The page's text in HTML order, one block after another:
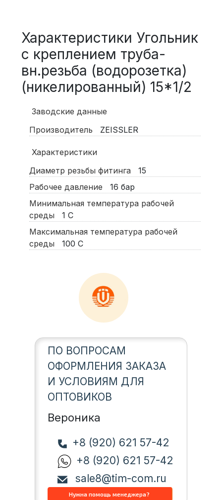
Характеристики Угольник
с креплением труба-
вн.резьба (водорозетка)
(никелированный) 15*1/2
Заводские данные
Производитель
ZEISSLER
Характеристики
Диаметр резьбы фитинга
15
Рабочее давление
16 бар
Минимальная температура рабочей
среды
1 С
Максимальная температура рабочей
среды
100 С
ПО ВОПРОСАМ
ОФОРМЛЕНИЯ ЗАКАЗА
И УСЛОВИЯМ ДЛЯ
ОПТОВИКОВ
Вероника
+8 (920) 621 57-42
+8 (920) 621 57-42
sale8@tim-com.ru